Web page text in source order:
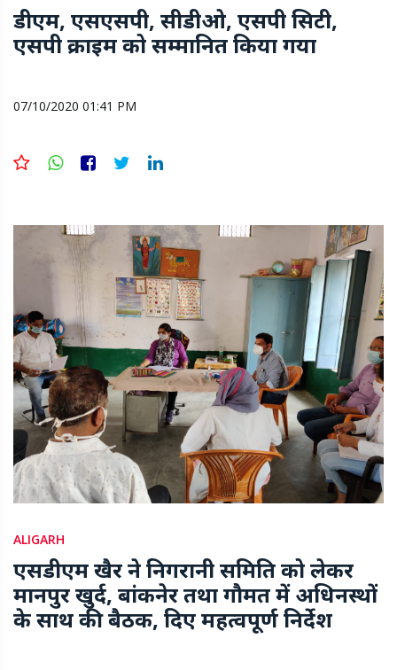
डीएम, एसएसपी, सीडीओ, एसपी सिटी,
एसपी क्राइम को सम्मानित किया गया
07/10/2020 01:41 PM
ALIGARH
एसडीएम खैर ने निगरानी समिति को लेकर
मानपुर खुर्द, बांकनेर तथा गौमत में अधिनस्थों
के साथ की बैठक, दिए महत्वपूर्ण निर्देश